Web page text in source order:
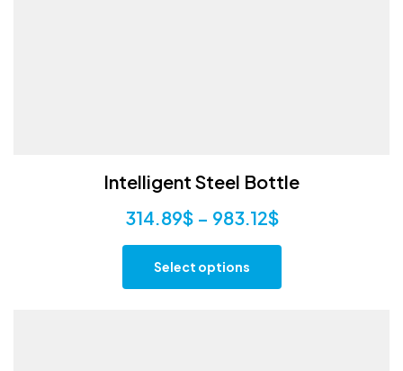
Intelligent Steel Bottle
314.89$ – 983.12$
Select options